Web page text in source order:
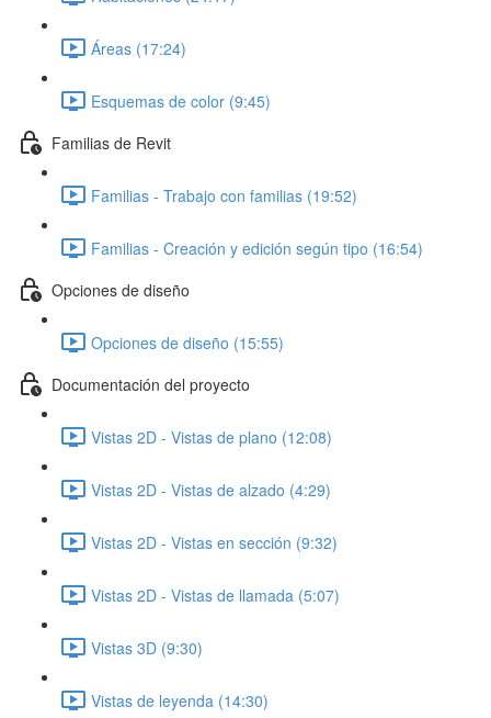
Áreas (17:24)
Esquemas de color (9:45)
Familias de Revit
Familias - Trabajo con familias (19:52)
Familias - Creación y edición según tipo (16:54)
Opciones de diseño
Opciones de diseño (15:55)
Documentación del proyecto
Vistas 2D - Vistas de plano (12:08)
Vistas 2D - Vistas de alzado (4:29)
Vistas 2D - Vistas en sección (9:32)
Vistas 2D - Vistas de llamada (5:07)
Vistas 3D (9:30)
Vistas de leyenda (14:30)